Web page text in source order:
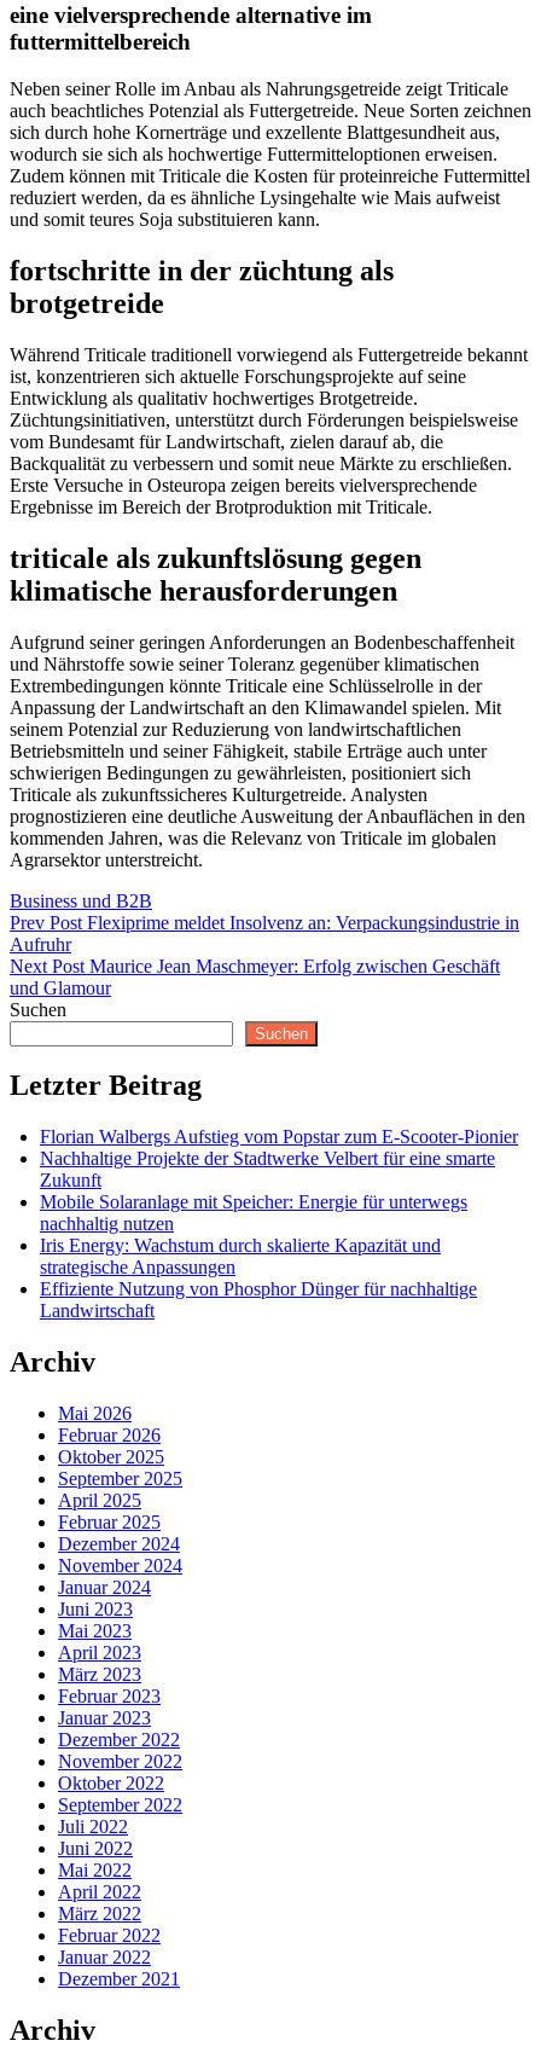
eine vielversprechende alternative im
futtermittelbereich
Neben seiner Rolle im Anbau als Nahrungsgetreide zeigt Triticale
auch beachtliches Potenzial als Futtergetreide. Neue Sorten zeichnen
sich durch hohe Kornerträge und exzellente Blattgesundheit aus,
wodurch sie sich als hochwertige Futtermitteloptionen erweisen.
Zudem können mit Triticale die Kosten für proteinreiche Futtermittel
reduziert werden, da es ähnliche Lysingehalte wie Mais aufweist
und somit teures Soja substituieren kann.
fortschritte in der züchtung als
brotgetreide
Während Triticale traditionell vorwiegend als Futtergetreide bekannt
ist, konzentrieren sich aktuelle Forschungsprojekte auf seine
Entwicklung als qualitativ hochwertiges Brotgetreide.
Züchtungsinitiativen, unterstützt durch Förderungen beispielsweise
vom Bundesamt für Landwirtschaft, zielen darauf ab, die
Backqualität zu verbessern und somit neue Märkte zu erschließen.
Erste Versuche in Osteuropa zeigen bereits vielversprechende
Ergebnisse im Bereich der Brotproduktion mit Triticale.
triticale als zukunftslösung gegen
klimatische herausforderungen
Aufgrund seiner geringen Anforderungen an Bodenbeschaffenheit
und Nährstoffe sowie seiner Toleranz gegenüber klimatischen
Extrembedingungen könnte Triticale eine Schlüsselrolle in der
Anpassung der Landwirtschaft an den Klimawandel spielen. Mit
seinem Potenzial zur Reduzierung von landwirtschaftlichen
Betriebsmitteln und seiner Fähigkeit, stabile Erträge auch unter
schwierigen Bedingungen zu gewährleisten, positioniert sich
Triticale als zukunftssicheres Kulturgetreide. Analysten
prognostizieren eine deutliche Ausweitung der Anbauflächen in den
kommenden Jahren, was die Relevanz von Triticale im globalen
Agrarsektor unterstreicht.
Categories
Business und B2B
Beitragsnavigation
Previous
Post
Prev Post Flexiprime meldet Insolvenz an: Verpackungsindustrie in
Aufruhr
Next
Post
Next Post Maurice Jean Maschmeyer: Erfolg zwischen Geschäft
und Glamour
Suchen
Suchen
Letzter Beitrag
Florian Walbergs Aufstieg vom Popstar zum E-Scooter-Pionier
Nachhaltige Projekte der Stadtwerke Velbert für eine smarte
Zukunft
Mobile Solaranlage mit Speicher: Energie für unterwegs
nachhaltig nutzen
Iris Energy: Wachstum durch skalierte Kapazität und
strategische Anpassungen
Effiziente Nutzung von Phosphor Dünger für nachhaltige
Landwirtschaft
Archiv
Mai 2026
Februar 2026
Oktober 2025
September 2025
April 2025
Februar 2025
Dezember 2024
November 2024
Januar 2024
Juni 2023
Mai 2023
April 2023
März 2023
Februar 2023
Januar 2023
Dezember 2022
November 2022
Oktober 2022
September 2022
Juli 2022
Juni 2022
Mai 2022
April 2022
März 2022
Februar 2022
Januar 2022
Dezember 2021
Archiv